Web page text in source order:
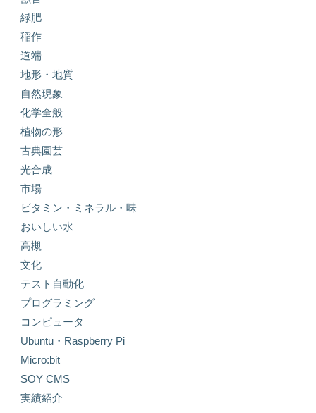
緑肥
稲作
道端
地形・地質
自然現象
化学全般
植物の形
古典園芸
光合成
市場
ビタミン・ミネラル・味
おいしい水
高槻
文化
テスト自動化
プログラミング
コンピュータ
Ubuntu・Raspberry Pi
Micro:bit
SOY CMS
実績紹介